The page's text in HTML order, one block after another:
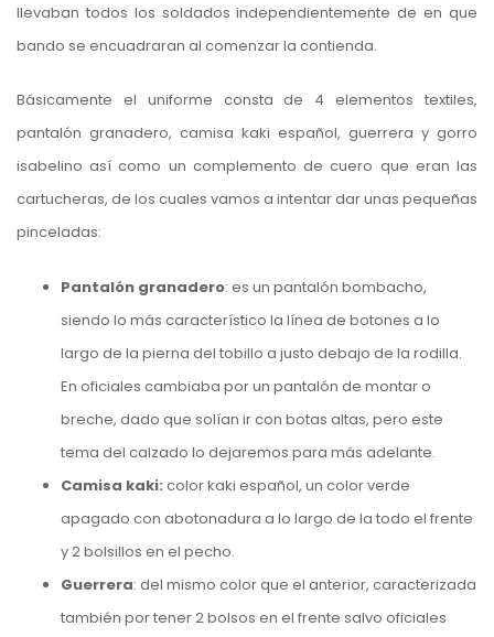
llevaban todos los soldados independientemente de en que
bando se encuadraran al comenzar la contienda.
Básicamente el uniforme consta de 4 elementos textiles,
pantalón granadero, camisa kaki español, guerrera y gorro
isabelino así como un complemento de cuero que eran las
cartucheras, de los cuales vamos a intentar dar unas pequeñas
pinceladas:
Pantalón granadero: es un pantalón bombacho,
siendo lo más característico la línea de botones a lo
largo de la pierna del tobillo a justo debajo de la rodilla.
En oficiales cambiaba por un pantalón de montar o
breche, dado que solían ir con botas altas, pero este
tema del calzado lo dejaremos para más adelante.
Camisa kaki: color kaki español, un color verde
apagado con abotonadura a lo largo de la todo el frente
y 2 bolsillos en el pecho.
Guerrera: del mismo color que el anterior, caracterizada
también por tener 2 bolsos en el frente salvo oficiales